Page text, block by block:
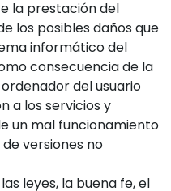
la prestación del
los posibles daños que
informático del
consecuencia de la
del usuario
a los servicios y
un mal funcionamiento
versiones no
leyes, la buena fe, el